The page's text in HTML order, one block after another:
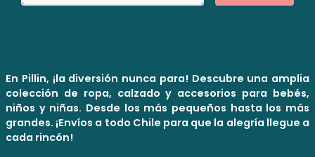
En Pillin, ¡la diversión nunca para! Descubre una amplia
colección de ropa, calzado y accesorios para bebés,
niños y niñas. Desde los más pequeños hasta los más
grandes. ¡Envíos a todo Chile para que la alegría llegue a
cada rincón!